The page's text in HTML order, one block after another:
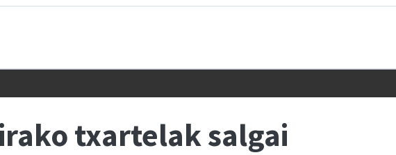
txartelak salgai